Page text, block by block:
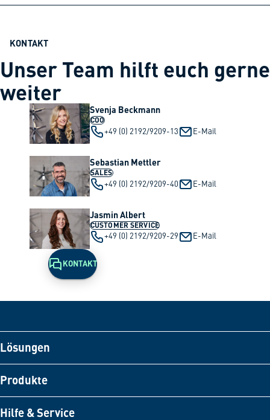
KONTAKT
Unser Team hilft euch gerne
weiter
Svenja Beckmann
COO
+49 (0) 2192/9209-13 E-Mail
Sebastian Mettler
SALES
+49 (0) 2192/9209-40 E-Mail
Jasmin Albert
CUSTOMER SERVICE
+49 (0) 2192/9209-29 E-Mail
KONTAKT
Lösungen
Produkte
Hilfe & Service